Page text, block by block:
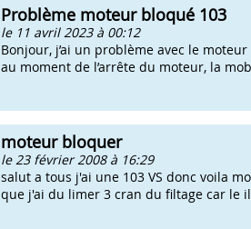
Problème moteur bloqué 103
le 11 avril 2023 à 00:12
Bonjour, j’ai un problème avec le
au moment de l’arrête du moteur, la
moteur bloquer
le 23 février 2008 à 16:29
salut a tous j'ai une 103 VS donc voila
que j'ai du limer 3 cran du filtage car le